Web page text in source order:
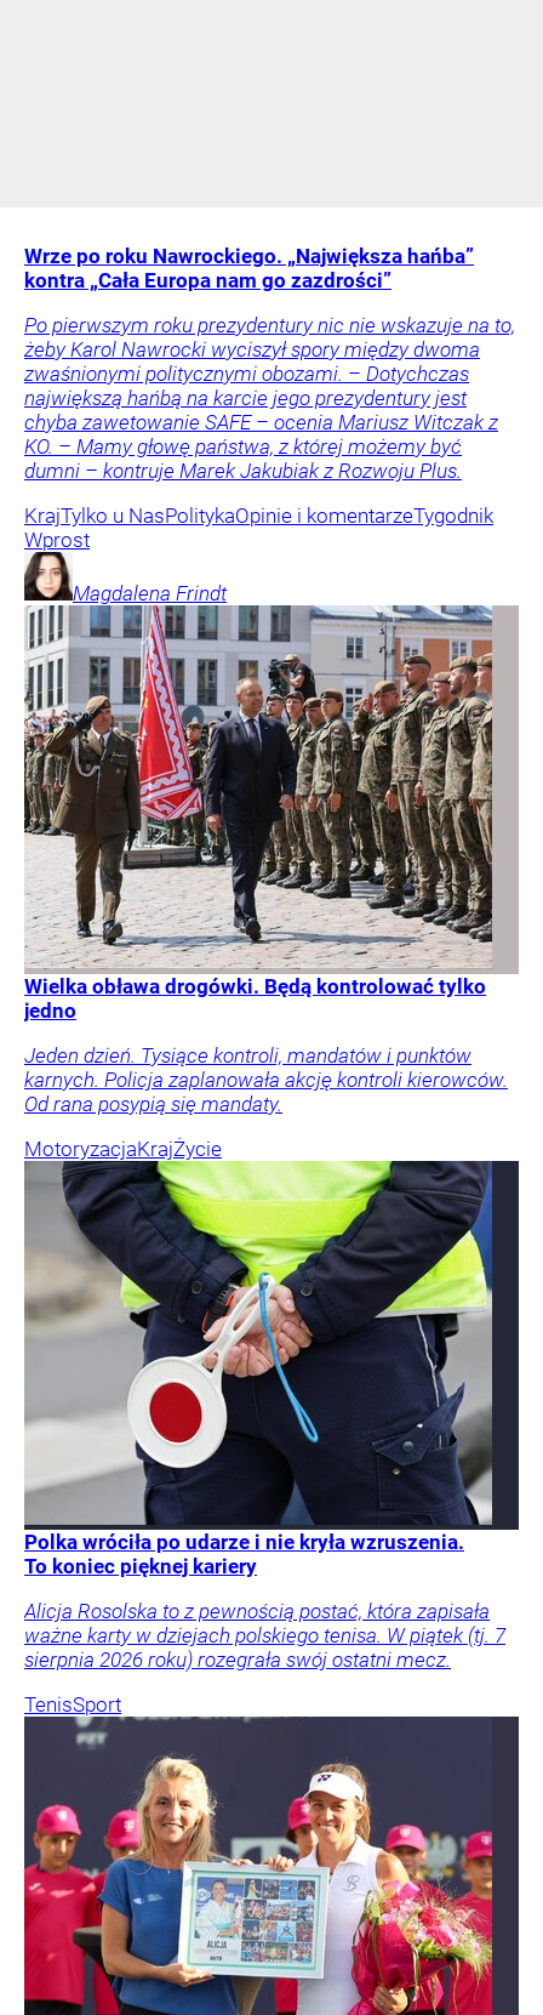
Wrze po roku Nawrockiego. „Największa hańba”
kontra „Cała Europa nam go zazdrości”
Po pierwszym roku prezydentury nic nie wskazuje na to,
żeby Karol Nawrocki wyciszył spory między dwoma
zwaśnionymi politycznymi obozami. – Dotychczas
największą hańbą na karcie jego prezydentury jest
chyba zawetowanie SAFE – ocenia Mariusz Witczak z
KO. – Mamy głowę państwa, z której możemy być
dumni – kontruje Marek Jakubiak z Rozwoju Plus.
KrajTylko u NasPolitykaOpinie i komentarzeTygodnik
Wprost
Magdalena Frindt
Wielka obława drogówki. Będą kontrolować tylko
jedno
Jeden dzień. Tysiące kontroli, mandatów i punktów
karnych. Policja zaplanowała akcję kontroli kierowców.
Od rana posypią się mandaty.
MotoryzacjaKrajŻycie
Polka wróciła po udarze i nie kryła wzruszenia.
To koniec pięknej kariery
Alicja Rosolska to z pewnością postać, która zapisała
ważne karty w dziejach polskiego tenisa. W piątek (tj. 7
sierpnia 2026 roku) rozegrała swój ostatni mecz.
TenisSport